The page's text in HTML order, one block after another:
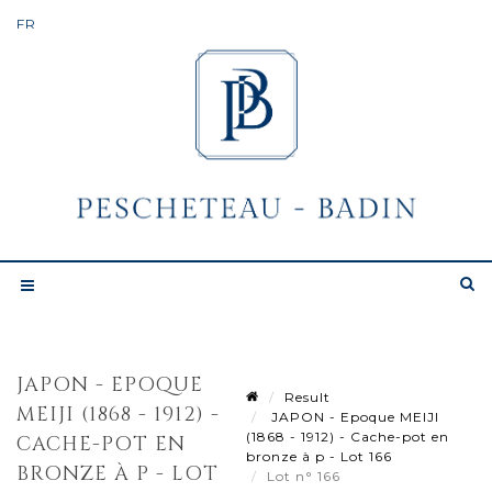
JAPON - EPOQUE
MEIJI (1868 - 1912) -
CACHE-POT EN
BRONZE À P - LOT
Result
JAPON - Epoque MEIJI
(1868 - 1912) - Cache-pot en
bronze à p - Lot 166
Lot n° 166